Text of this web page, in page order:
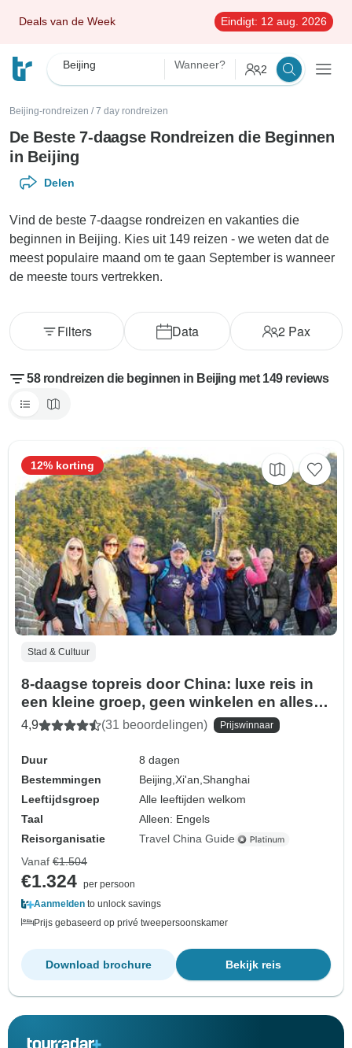
Deals van de Week Eindigt: 12 aug. 2026
Beijing Wanneer? 2
Beijing-rondreizen / 7 day rondreizen
De Beste 7-daagse Rondreizen die Beginnen
in Beijing
Delen
Vind de beste 7-daagse rondreizen en vakanties die
beginnen in Beijing. Kies uit 149 reizen - we weten dat de
meest populaire maand om te gaan September is wanneer
de meeste tours vertrekken.
Data 2 Pax
Filters
58 rondreizen die beginnen in Beijing met 149 reviews
Stad & Cultuur
8-daagse topreis door China: luxe reis in
een kleine groep, geen winkelen en alles
inbegrepen
4,9 (31 beoordelingen) Prijswinnaar
Duur
8 dagen
Bestemmingen
Beijing,Xi'an,Shanghai
Leeftijdsgroep
Alle leeftijden welkom
Taal
Alleen: Engels
Reisorganisatie
Travel China Guide
12% korting
Vanaf €1.504
€1.324 per persoon
Aanmelden to unlock savings
Prijs gebaseerd op privé tweepersoonskamer
Bekijk reis
Download brochure